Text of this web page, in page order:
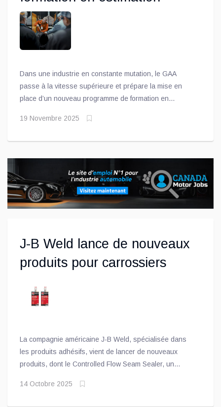
Dans une industrie en constante mutation, le GAA
passe à la vitesse supérieure et prépare la mise en
place d’un nouveau programme de formation en
développer les compétences des professionnels en
19 Novembre 2025
J-B Weld lance de nouveaux
produits pour carrossiers
La compagnie américaine J-B Weld, spécialisée dans
les produits adhésifs, vient de lancer de nouveaux
produits, dont le Controlled Flow Seam Sealer, un
sur les joints de toit, alors que le Heavy Body Seam
14 Octobre 2025